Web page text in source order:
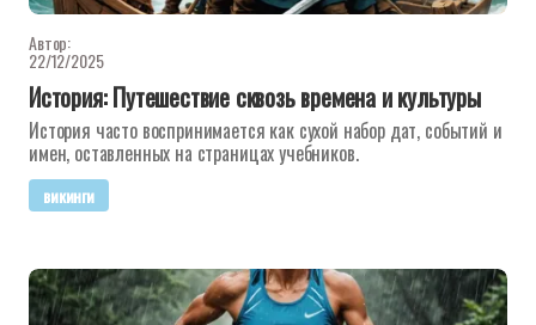
Автор:
22/12/2025
История: Путешествие сквозь времена и культуры
История часто воспринимается как сухой набор дат, событий и
имен, оставленных на страницах учебников.
викинги